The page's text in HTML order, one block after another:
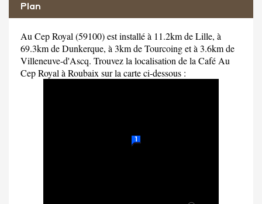
Plan
Au Cep Royal (59100) est installé à 11.2km de Lille, à
69.3km de Dunkerque, à 3km de Tourcoing et à 3.6km de
Villeneuve-d'Ascq. Trouvez la localisation de la Café Au
Cep Royal à Roubaix sur la carte ci-dessous :